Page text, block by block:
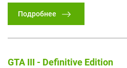
Подробнее
GTA III - Definitive Edition